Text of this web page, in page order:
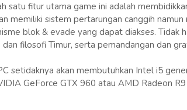
satu fitur utama game ini adalah
memiliki sistem pertarungan canggih
blok & evade yang dapat diakses. Tidak
filosofi Timur, serta pemandangan dan
setidaknya akan membutuhkan Intel i5
GeForce GTX 960 atau AMD Radeon